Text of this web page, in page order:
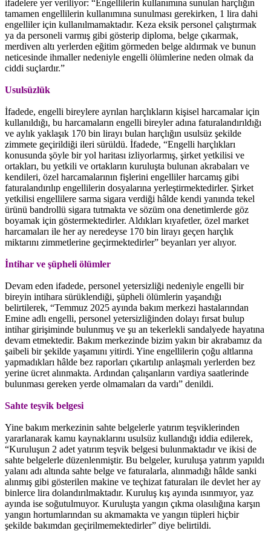
ifadelere yer veriliyor: “Engellilerin kullanımına sunulan harçlığın
tamamen engellilerin kullanımına sunulması gerekirken, 1 lira dahi
engelliler için kullanılmamaktadır. Keza eksik personel çalıştırmak
ya da personeli varmış gibi gösterip diploma, belge çıkarmak,
merdiven altı yerlerden eğitim görmeden belge aldırmak ve bunun
neticesinde ihmaller nedeniyle engelli ölümlerine neden olmak da
ciddi suçlardır.”
Usulsüzlük
İfadede, engelli bireylere ayrılan harçlıkların kişisel harcamalar için
kullanıldığı, bu harcamaların engelli bireyler adına faturalandırıldığı
ve aylık yaklaşık 170 bin lirayı bulan harçlığın usulsüz şekilde
zimmete geçirildiği ileri sürüldü. İfadede, “Engelli harçlıkları
konusunda şöyle bir yol haritası izliyorlarmış, şirket yetkilisi ve
ortakları, bu yetkili ve ortakların kuruluşta bulunan akrabaları ve
kendileri, özel harcamalarının fişlerini engelliler harcamış gibi
faturalandırılıp engellilerin dosyalarına yerleştirmektedirler. Şirket
yetkilisi engellilere sarma sigara verdiği hâlde kendi yanında tekel
ürünü bandrollü sigara tutmakta ve sözüm ona denetimlerde göz
boyamak için göstermektedirler. Aldıkları kıyafetler, özel market
harcamaları ile her ay neredeyse 170 bin lirayı geçen harçlık
miktarını zimmetlerine geçirmektedirler” beyanları yer alıyor.
İntihar ve şüpheli ölümler
Devam eden ifadede, personel yetersizliği nedeniyle engelli bir
bireyin intihara sürüklendiği, şüpheli ölümlerin yaşandığı
belirtilerek, “Temmuz 2025 ayında bakım merkezi hastalarından
Emine adlı engelli, personel yetersizliğinden dolayı fırsat bulup
intihar girişiminde bulunmuş ve şu an tekerlekli sandalyede hayatına
devam etmektedir. Bakım merkezinde bizim yakın bir akrabamız da
şaibeli bir şekilde yaşamını yitirdi. Yine engellilerin çoğu altlarına
yapmadıkları hâlde bez raporları çıkartılıp anlaşmalı yerlerden bez
yerine ücret alınmakta. Ardından çalışanların vardiya saatlerinde
bulunması gereken yerde olmamaları da vardı” denildi.
Sahte teşvik belgesi
Yine bakım merkezinin sahte belgelerle yatırım teşviklerinden
yararlanarak kamu kaynaklarını usulsüz kullandığı iddia edilerek,
“Kuruluşun 2 adet yatırım teşvik belgesi bulunmaktadır ve ikisi de
sahte belgelerle düzenlenmiştir. Bu belgeler, kuruluşa yatırım yapıldı
yalanı adı altında sahte belge ve faturalarla, alınmadığı hâlde sanki
alınmış gibi gösterilen makine ve teçhizat faturaları ile devlet her ay
binlerce lira dolandırılmaktadır. Kuruluş kış ayında ısınmıyor, yaz
ayında ise soğutulmuyor. Kuruluşta yangın çıkma olasılığına karşın
yangın hortumlarından su akmamakta ve yangın tüpleri hiçbir
şekilde bakımdan geçirilmemektedirler” diye belirtildi.